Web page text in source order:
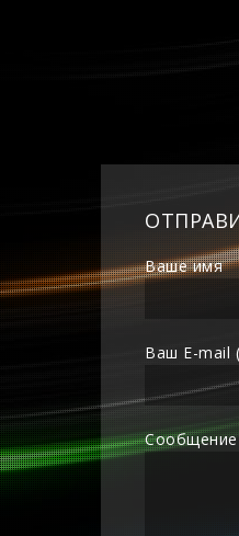
Ваше имя
Ваш E-mail
Сообщение